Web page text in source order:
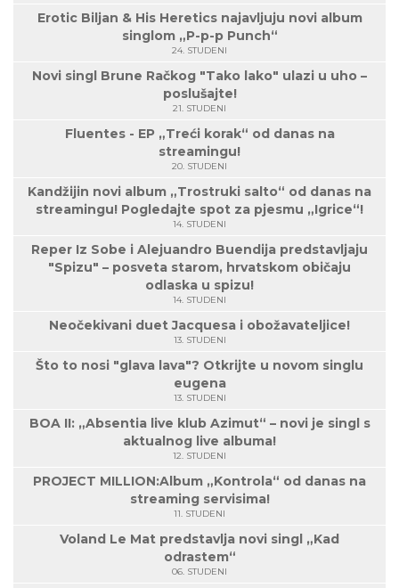
Erotic Biljan & His Heretics najavljuju novi album
singlom „P-p-p Punch“
24. STUDENI
Novi singl Brune Račkog "Tako lako" ulazi u uho –
poslušajte!
21. STUDENI
Fluentes - EP „Treći korak“ od danas na
streamingu!
20. STUDENI
Kandžijin novi album „Trostruki salto“ od danas na
streamingu! Pogledajte spot za pjesmu „Igrice“!
14. STUDENI
Reper Iz Sobe i Alejuandro Buendija predstavljaju
"Spizu" – posveta starom, hrvatskom običaju
odlaska u spizu!
14. STUDENI
Neočekivani duet Jacquesa i obožavateljice!
13. STUDENI
Što to nosi "glava lava"? Otkrijte u novom singlu
eugena
13. STUDENI
BOA II: „Absentia live klub Azimut“ – novi je singl s
aktualnog live albuma!
12. STUDENI
PROJECT MILLION:Album „Kontrola“ od danas na
streaming servisima!
11. STUDENI
Voland Le Mat predstavlja novi singl „Kad
odrastem“
06. STUDENI